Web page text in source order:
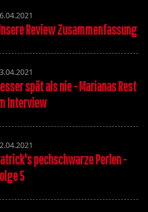
Review Zusammenfassung
spät als nie - Marianas Rest
Interview
pechschwarze Perlen -
5